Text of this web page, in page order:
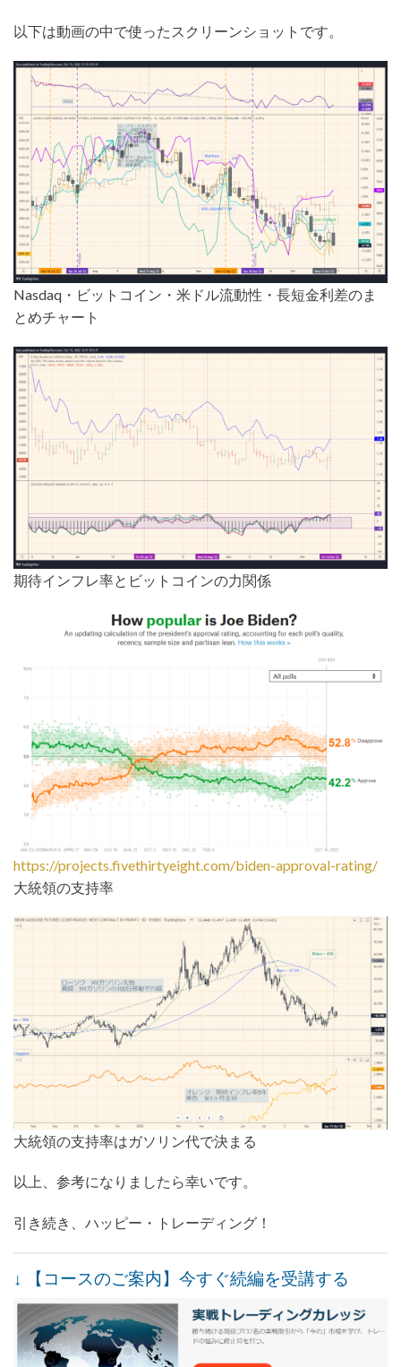
以下は動画の中で使ったスクリーンショットです。
Nasdaq・ビットコイン・米ドル流動性・長短金利差のま
とめチャート
期待インフレ率とビットコインの力関係
https://projects.fivethirtyeight.com/biden-approval-rating/
大統領の支持率
大統領の支持率はガソリン代で決まる
以上、参考になりましたら幸いです。
引き続き、ハッピー・トレーディング！
↓ 【コースのご案内】今すぐ続編を受講する